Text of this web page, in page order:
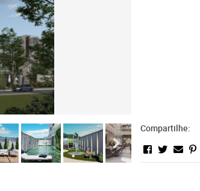
Compartilhe: